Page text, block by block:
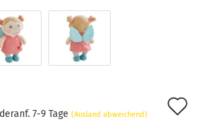
7-9 Tage (Ausland abweichend)